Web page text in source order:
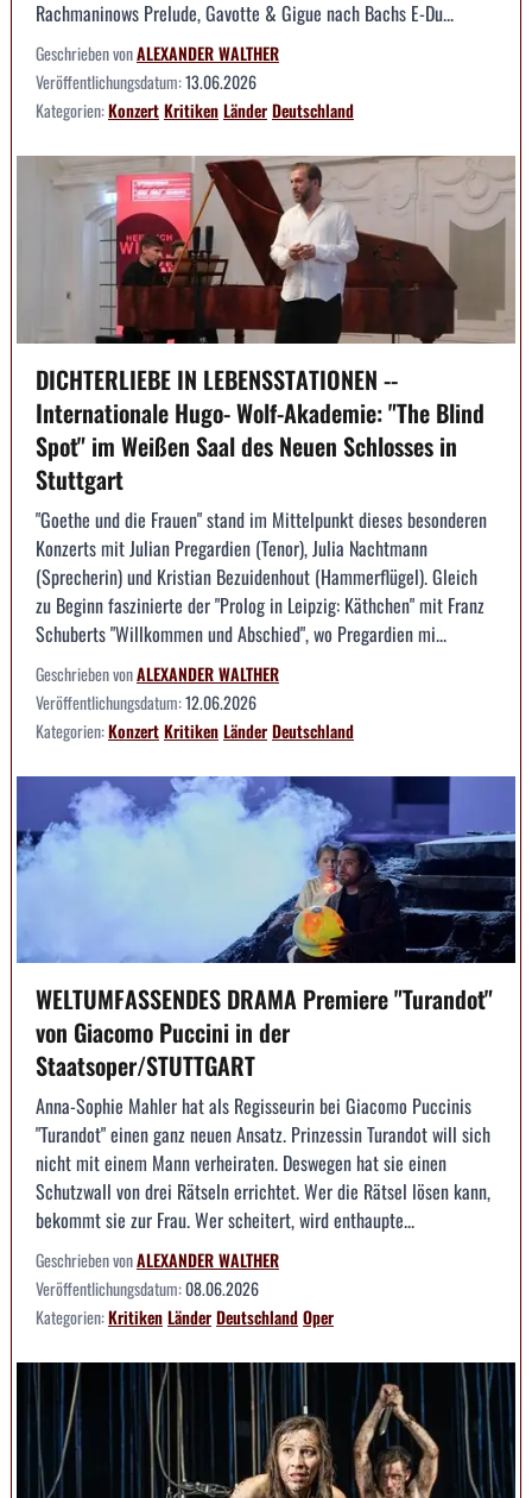
Rachmaninows Prelude, Gavotte & Gigue nach Bachs E-Du...
Geschrieben vonALEXANDER WALTHER
Veröffentlichungsdatum:13.06.2026
Kategorien:KonzertKritikenLänderDeutschland
DICHTERLIEBE IN LEBENSSTATIONEN --
Internationale Hugo- Wolf-Akademie: "The Blind
Spot" im Weißen Saal des Neuen Schlosses in
Stuttgart
"Goethe und die Frauen" stand im Mittelpunkt dieses besonderen
Konzerts mit Julian Pregardien (Tenor), Julia Nachtmann
(Sprecherin) und Kristian Bezuidenhout (Hammerflügel). Gleich
zu Beginn faszinierte der "Prolog in Leipzig: Käthchen" mit Franz
Schuberts "Willkommen und Abschied", wo Pregardien mi...
Geschrieben vonALEXANDER WALTHER
Veröffentlichungsdatum:12.06.2026
Kategorien:KonzertKritikenLänderDeutschland
WELTUMFASSENDES DRAMA Premiere "Turandot"
von Giacomo Puccini in der
Staatsoper/STUTTGART
Anna-Sophie Mahler hat als Regisseurin bei Giacomo Puccinis
"Turandot" einen ganz neuen Ansatz. Prinzessin Turandot will sich
nicht mit einem Mann verheiraten. Deswegen hat sie einen
Schutzwall von drei Rätseln errichtet. Wer die Rätsel lösen kann,
bekommt sie zur Frau. Wer scheitert, wird enthaupte...
Geschrieben vonALEXANDER WALTHER
Veröffentlichungsdatum:08.06.2026
Kategorien:KritikenLänderDeutschlandOper